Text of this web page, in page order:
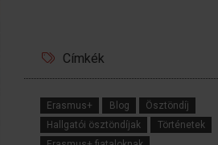
Címkék
Erasmus+ Blog
Ösztöndíj
Hallgatói ösztöndíjak
Történetek